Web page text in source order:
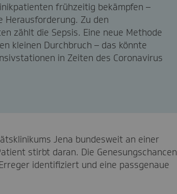
frühzeitig bekämpfen –
Herausforderung. Zu den
zählt die Sepsis. Eine neue Methode
kleinen Durchbruch – das könnte
in Zeiten des Coronavirus
Jena bundesweit an einer
stirbt daran. Die Genesungschancen
identifiziert und eine passgenaue